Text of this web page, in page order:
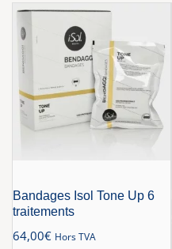
Bandages Isol Tone Up 6
traitements
64,00€ Hors TVA